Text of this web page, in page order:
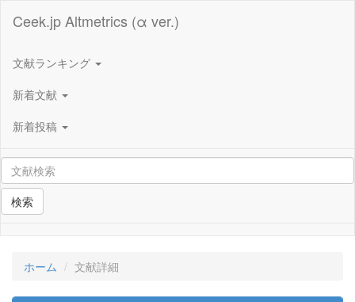
Ceek.jp Altmetrics (α ver.)
文献ランキング
新着文献
新着投稿
検索
ホーム 文献詳細